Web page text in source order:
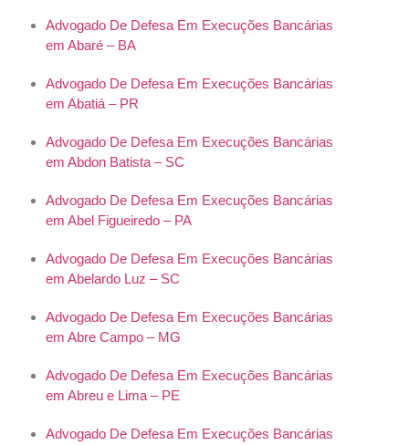
Advogado De Defesa Em Execuções Bancárias
em Abaré – BA
Advogado De Defesa Em Execuções Bancárias
em Abatiá – PR
Advogado De Defesa Em Execuções Bancárias
em Abdon Batista – SC
Advogado De Defesa Em Execuções Bancárias
em Abel Figueiredo – PA
Advogado De Defesa Em Execuções Bancárias
em Abelardo Luz – SC
Advogado De Defesa Em Execuções Bancárias
em Abre Campo – MG
Advogado De Defesa Em Execuções Bancárias
em Abreu e Lima – PE
Advogado De Defesa Em Execuções Bancárias